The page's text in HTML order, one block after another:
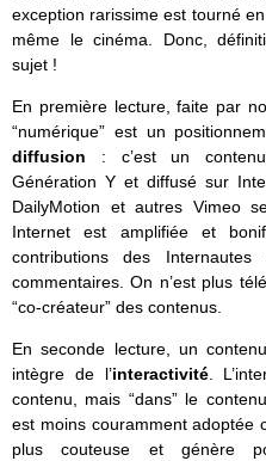
exception rarissime est tourné
même le cinéma. Donc,
sujet !
En première lecture, faite par
“numérique” est un
diffusion : c’est un
Génération Y et diffusé sur
DailyMotion et autres Vimeo
Internet est amplifiée et
contributions des
commentaires. On n’est plus
“co-créateur” des contenus.
En seconde lecture, un
intègre de l’interactivité.
contenu, mais “dans” le
est moins couramment
plus couteuse et génère